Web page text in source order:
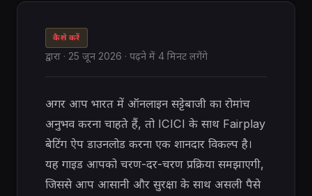
कैसे करें
द्वारा · 25 जून 2026 · पढ़ने में 4 मिनट लगेंगे
अगर आप भारत में ऑनलाइन सट्टेबाजी का रोमांच
अनुभव करना चाहते हैं, तो ICICI के साथ Fairplay
बेटिंग ऐप डाउनलोड करना एक शानदार विकल्प है।
यह गाइड आपको चरण-दर-चरण प्रक्रिया समझाएगी,
जिससे आप आसानी और सुरक्षा के साथ असली पैसे